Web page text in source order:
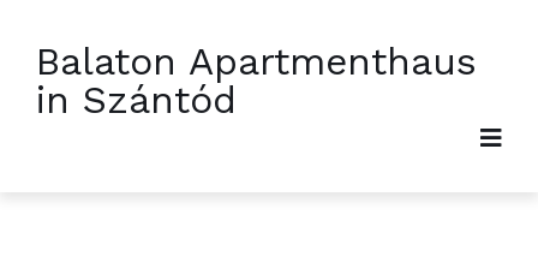
Balaton Apartmenthaus
in Szántód